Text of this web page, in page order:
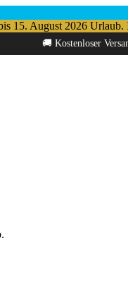
15. August 2026
🚚 Kostenloser